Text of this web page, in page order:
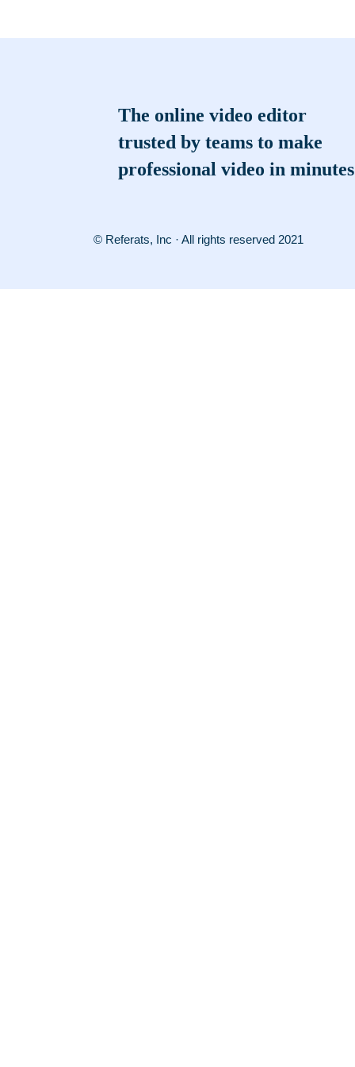
The online video editor
trusted by teams to make
professional video in minutes
© Referats, Inc · All rights reserved 2021